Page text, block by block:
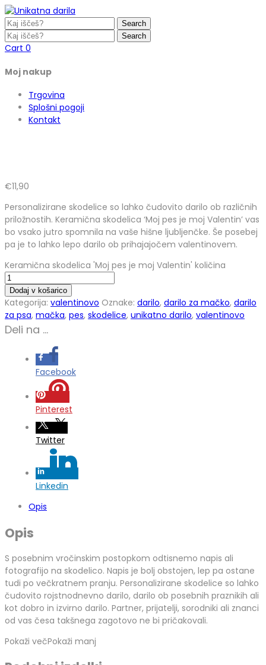
Search
Search
Cart 0
Moj nakup
Trgovina
Splošni pogoji
Kontakt
€11,90
Personalizirane skodelice so lahko čudovito darilo ob različnih
priložnostih. Keramična skodelica ‘Moj pes je moj Valentin’ vas
bo vsako jutro spomnila na vaše hišne ljubljenčke. Še posebej
pa je to lahko lepo darilo ob prihajajočem valentinovem.
Keramična skodelica 'Moj pes je moj Valentin' količina
Dodaj v košarico
Kategorija: valentinovo Oznake: darilo, darilo za mačko, darilo
za psa, mačka, pes, skodelice, unikatno darilo, valentinovo
Deli na ...
Facebook
Pinterest
Twitter
Linkedin
Opis
Opis
S posebnim vročinskim postopkom odtisnemo napis ali
fotografijo na skodelico. Napis je bolj obstojen, lep pa ostane
tudi po večkratnem pranju. Personalizirane skodelice so lahko
čudovito rojstnodnevno darilo, darilo ob posebnih praznikih ali
kot dobro in izvirno darilo. Partner, prijatelji, sorodniki ali znanci
od vas česa takšnega zagotovo ne bi pričakovali.
Pokaži večPokaži manj